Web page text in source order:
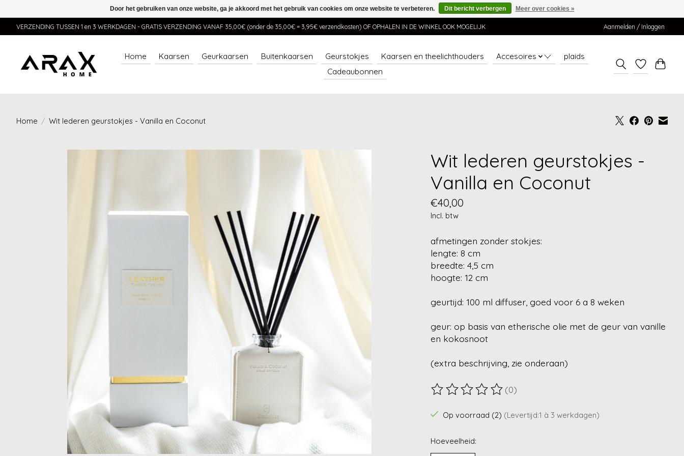
VERZENDING TUSSEN 1 en 3 WERKDAGEN - GRATIS VERZENDING VANAF 35,00€ (onder de 35,00€ = 3,95€ verzendkosten) OF OPHALEN IN DE WINKEL OOK MOGELIJK Aanmelden / Inloggen
Home Kaarsen Geurkaarsen Buitenkaarsen Geurstokjes Kaarsen en theelichthouders Accesoires
plaids
Cadeaubonnen
Home / Wit lederen geurstokjes - Vanilla en Coconut
Wit lederen geurstokjes -
Vanilla en Coconut
€40,00
Incl. btw
afmetingen zonder stokjes:
lengte: 8 cm
breedte: 4,5 cm
hoogte: 12 cm
geurtijd: 100 ml diffuser, goed voor 6 a 8 weken
geur: op basis van etherische olie met de geur van vanille
en kokosnoot
(extra beschrijving, zie onderaan)
De beoordeling van dit product is
(0)
Op voorraad (2) (Levertijd:1 à 3 werkdagen)
Hoeveelheid:
Door het gebruiken van onze website, ga je akkoord met het gebruik van cookies om onze website te verbeteren. Dit bericht verbergen Meer over cookies »